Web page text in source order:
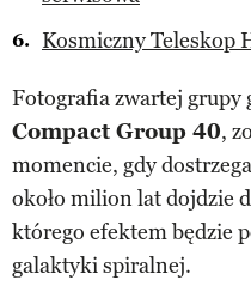
Kosmiczny Teleskop
Fotografia zwartej grupy
Compact Group 40,
momencie, gdy
około milion lat dojdzie
którego efektem będzie
galaktyki spiralnej.